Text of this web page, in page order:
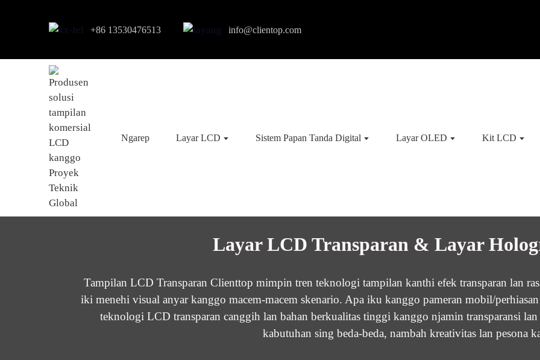
+86 13530476513 info@clientop.com
Ngarep Layar LCD Sistem Papan Tanda Digital Layar OLED Kit LCD
Layar LCD Transparan & Layar
Tampilan LCD Transparan Clienttop mimpin tren teknologi tampilan kanthi efek transparan lan
iki menehi visual anyar kanggo macem-macem skenario. Apa iku kanggo pameran mobil/
teknologi LCD transparan canggih lan bahan berkualitas tinggi kanggo njamin transparansi
kabutuhan sing beda-beda, nambah kreativitas lan pesona